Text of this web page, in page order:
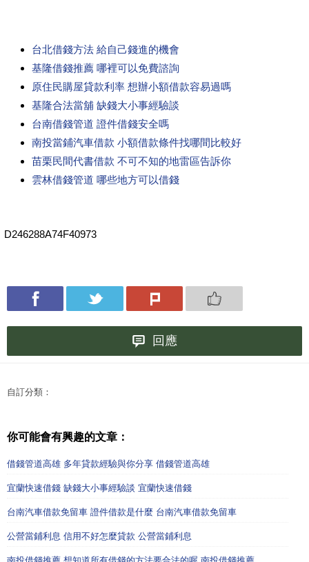
台北借錢方法 給自己錢進的機會
基隆借錢推薦 哪裡可以免費諮詢
原住民購屋貸款利率 想辦小額借款容易過嗎
基隆合法當舖 缺錢大小事經驗談
台南借錢管道 證件借錢安全嗎
南投當鋪汽車借款 小額借款條件找哪間比較好
苗栗民間代書借款 不可不知的地雷區告訴你
雲林借錢管道 哪些地方可以借錢
D246288A74F40973
回應
自訂分類：
你可能會有興趣的文章：
借錢管道高雄 多年貸款經驗與你分享 借錢管道高雄
宜蘭快速借錢 缺錢大小事經驗談 宜蘭快速借錢
台南汽車借款免留車 證件借款是什麼 台南汽車借款免留車
公營當鋪利息 信用不好怎麼貸款 公營當鋪利息